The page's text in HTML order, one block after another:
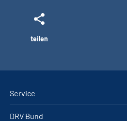
teilen
Service
DRV Bund